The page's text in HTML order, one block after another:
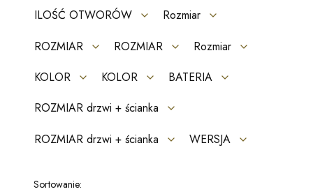
ILOŚĆ OTWORÓW
Rozmiar
ROZMIAR
ROZMIAR
Rozmiar
KOLOR
KOLOR
BATERIA
ROZMIAR drzwi + ścianka
ROZMIAR drzwi + ścianka
WERSJA
Lista produktów
Sortowanie: